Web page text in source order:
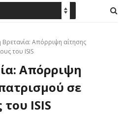
Βρετανία: Απόρριψη αίτησης
του ISIS
Απόρριψη
σε
ISIS